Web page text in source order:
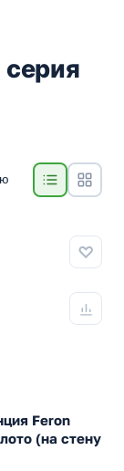
Feron
(на стену